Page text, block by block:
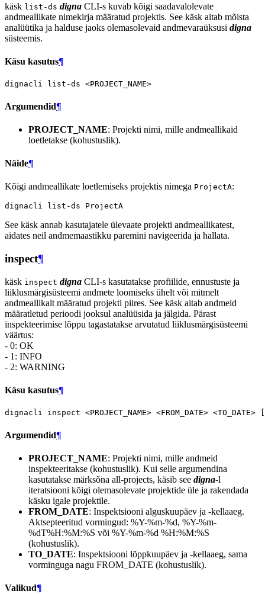
käsk list-ds digna CLI-s kuvab kõigi saadavalolevate
andmeallikate nimekirja määratud projektis. See käsk aitab mõista
analüütika ja halduse jaoks olemasolevaid andmevaraüksusi digna
süsteemis.
Käsu kasutus¶
dignacli list-ds
Argumendid¶
PROJECT_NAME: Projekti nimi, mille andmeallikaid
loetletakse (kohustuslik).
Näide¶
Kõigi andmeallikate loetlemiseks projektis nimega ProjectA:
dignacli list-ds
See käsk annab kasutajatele ülevaate projekti andmeallikatest,
aidates neil andmemaastikku paremini navigeerida ja hallata.
inspect¶
käsk inspect digna CLI-s kasutatakse profiilide, ennustuste ja
liiklusmärgisüsteemi andmete loomiseks ühelt või mitmelt
andmeallikalt määratud projekti piires. See käsk aitab andmeid
määratletud perioodi jooksul analüüsida ja jälgida. Pärast
inspekteerimise lõppu tagastatakse arvutatud liiklusmärgisüsteemi
väärtus:
- 0: OK
- 1: INFO
- 2: WARNING
Käsu kasutus¶
dignacli inspect <PROJECT_NAME> <FROM_DATE> <TO_DATE>
Argumendid¶
PROJECT_NAME: Projekti nimi, mille andmeid
inspekteeritakse (kohustuslik). Kui selle argumendina
kasutatakse märksõna all-projects, käsib see digna-l
iteratsiooni kõigi olemasolevate projektide üle ja rakendada
käsku igale projektile.
FROM_DATE: Inspektsiooni alguskuupäev ja -kellaaeg.
Aktsepteeritud vormingud: %Y-%m-%d, %Y-%m-
%dT%H:%M:%S või %Y-%m-%d %H:%M:%S
(kohustuslik).
TO_DATE: Inspektsiooni lõppkuupäev ja -kellaaeg, sama
vorminguga nagu FROM_DATE (kohustuslik).
Valikud¶